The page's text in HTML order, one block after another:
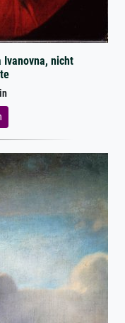
Ivanovna, nicht